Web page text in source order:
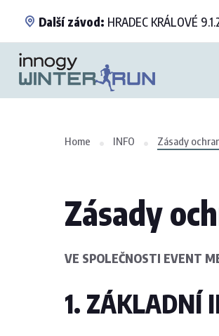
Další závod: HRADEC KRÁLOVÉ
Home INFO Zásady
Zásady
VE SPOLEČNOSTI EVENT
1. ZÁKLADNÍ